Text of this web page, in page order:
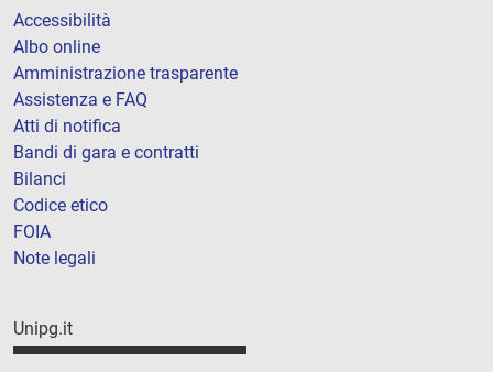
Accessibilità
Albo online
Amministrazione trasparente
Assistenza e FAQ
Atti di notifica
Bandi di gara e contratti
Bilanci
Codice etico
FOIA
Note legali
Unipg.it